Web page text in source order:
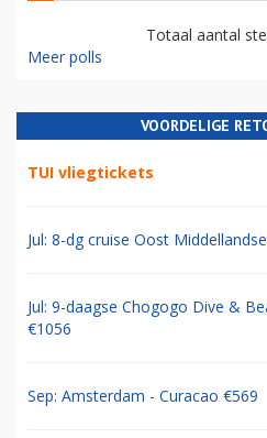
Totaal aantal
Meer polls
VOORDELIGE
TUI vliegtickets
Jul: 8-dg cruise Oost
Jul: 9-daagse Chogogo Dive &
€1056
Sep: Amsterdam - Curacao €569